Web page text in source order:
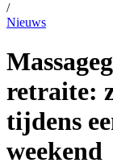
/
Nieuws
retraite:
tijdens
weekend